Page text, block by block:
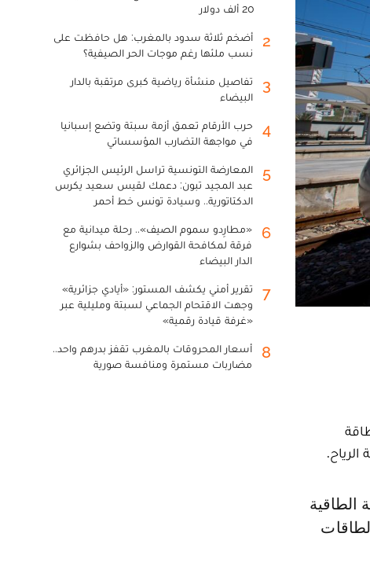
للطاقة
20 ألف دولار
2
أضخم ثلاثة سدود بالمغرب: هل حافظت على
نسب ملئها رغم موجات الحر الصيفية؟
3
تفاصيل منشأة رياضية كبرى مرتقبة بالدار
البيضاء
4
حرب الأرقام تعمق أزمة سبتة وتضع إسبانيا
في مواجهة التضارب المؤسساتي
5
المعارضة التونسية تراسل الرئيس الجزائري
عبد المجيد تبون: دعمك لقيس سعيد يكرس
الدكتاتورية.. وسيادة تونس خط أحمر
6
«مطارِدو سموم الصيف».. رحلة ميدانية مع
فرقة لمكافحة القوارض والزواحف بشوارع
الدار البيضاء
7
تقرير أمني يكشف المستور: «أيادي جزائرية»
وجهت الاقتحام الجماعي لسبتة ومليلية عبر
«غرفة قيادة رقمية»
8
أسعار المحروقات بالمغرب تقفز بدرهم واحد..
مضاربات مستمرة ومنافسة صورية